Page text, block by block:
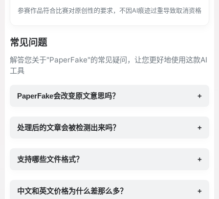
参赛作品符合比赛对原创性的要求，不因AI痕迹过重导致取消资格
常见问题
解答您关于"PaperFake"的常见疑问，让您更好地使用这款AI
工具
PaperFake会改变原文意思吗？ +
处理后的文章会被检测出来吗？ +
支持哪些文件格式？ +
中文和英文价格为什么差那么多？ +